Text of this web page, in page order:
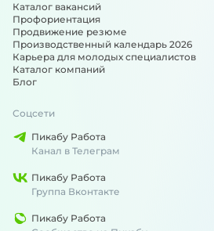
Каталог вакансий
Профориентация
Продвижение резюме
Производственный календарь 2026
Карьера для молодых специалистов
Каталог компаний
Блог
Соцсети
Пикабу Работа
Канал в Телеграм
Пикабу Работа
Группа Вконтакте
Пикабу Работа